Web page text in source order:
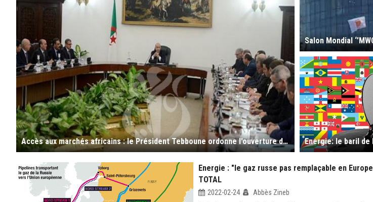
Accès aux marchés africains : le Président Tebboune ordonne l'ouverture d'une ligne maritime Alger-Dakar Energie: le baril de
Energie : "le gaz russe pas remplaçable en
TOTAL
2022-02-24 Abbès Zineb